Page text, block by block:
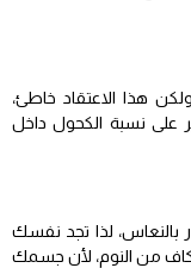
هذا الاعتقاد خاطئ،
على نسبة الكحول داخل
لذا تجد نفسك
من النوم، لأن جسمك